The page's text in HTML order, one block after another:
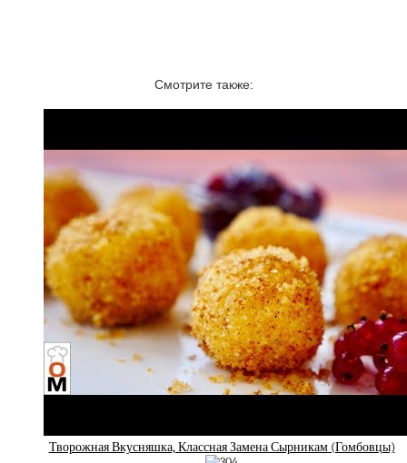
Смотрите также:
Творожная Вкусняшка, Классная Замена Сырникам (Гомбовцы)